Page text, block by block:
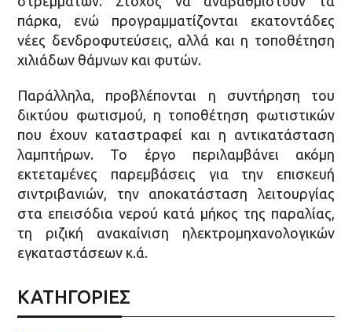
πάρκα, ενώ προγραμματίζονται εκατοντάδες
νέες δενδροφυτεύσεις, αλλά και η τοποθέτηση
χιλιάδων θάμνων και φυτών.
Παράλληλα, προβλέπονται η συντήρηση του
δικτύου φωτισμού, η τοποθέτηση φωτιστικών
που έχουν καταστραφεί και η αντικατάσταση
λαμπτήρων. Το έργο περιλαμβάνει ακόμη
εκτεταμένες παρεμβάσεις για την επισκευή
σιντριβανιών, την αποκατάσταση λειτουργίας
στα επεισόδια νερού κατά μήκος της παραλίας,
τη ριζική ανακαίνιση ηλεκτρομηχανολογικών
εγκαταστάσεων κ.ά.
ΚΑΤΗΓΟΡΙΕΣ